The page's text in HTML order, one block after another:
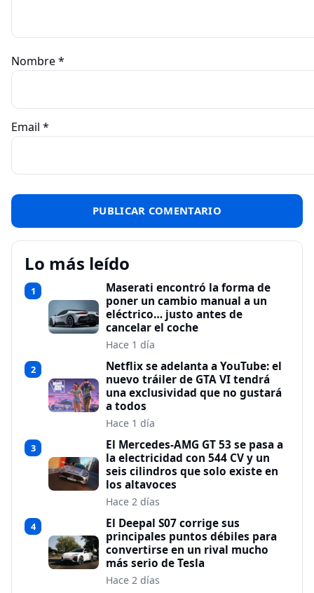
Nombre*
Email *
Lo más leído
1
Maserati encontró la forma de
poner un cambio manual a un
eléctrico… justo antes de
cancelar el coche
Hace 1 día
2
Netflix se adelanta a YouTube: el
nuevo tráiler de GTA VI tendrá
una exclusividad que no gustará
a todos
Hace 1 día
3
El Mercedes-AMG GT 53 se pasa a
la electricidad con 544 CV y un
seis cilindros que solo existe en
los altavoces
Hace 2 días
4
El Deepal S07 corrige sus
principales puntos débiles para
convertirse en un rival mucho
más serio de Tesla
Hace 2 días